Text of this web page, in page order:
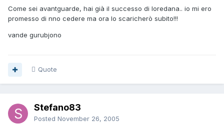
Come sei avantguarde, hai già il successo di loredana.. io mi ero
promesso di nno cedere ma ora lo scaricherò subito!!!
vande gurubjono
Quote
Stefano83
Posted November 26, 2005